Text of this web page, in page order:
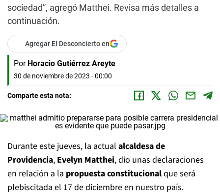
sociedad”, agregó Matthei. Revisa más detalles a
continuación.
Agregar El Desconcierto en
Por Horacio Gutiérrez Areyte
30 de noviembre de 2023 - 00:00
Comparte esta nota:
Durante este jueves, la actual alcaldesa de
Providencia, Evelyn Matthei, dio unas declaraciones
en relación a la propuesta constitucionalque será
plebiscitada el 17 de diciembre en nuestro país.